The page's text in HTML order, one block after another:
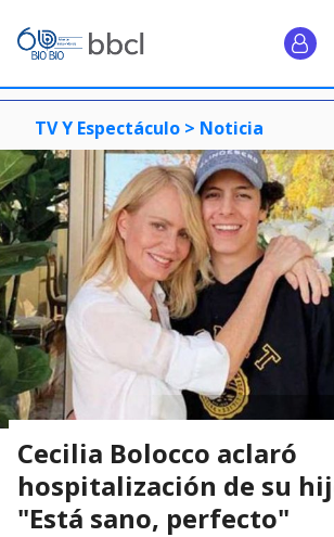
TV Y Espectáculo > Noticia
Cecilia Bolocco aclaró
hospitalización de su
"Está sano, perfecto"